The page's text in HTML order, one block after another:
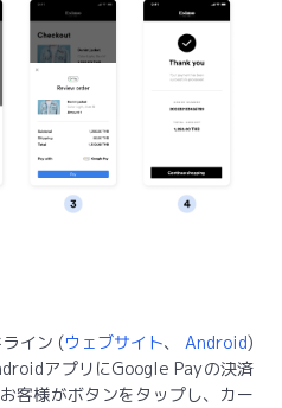
イン (ウェブサイト、 Android)
アプリにGoogle Payの決済
客様がボタンをタップし、カー